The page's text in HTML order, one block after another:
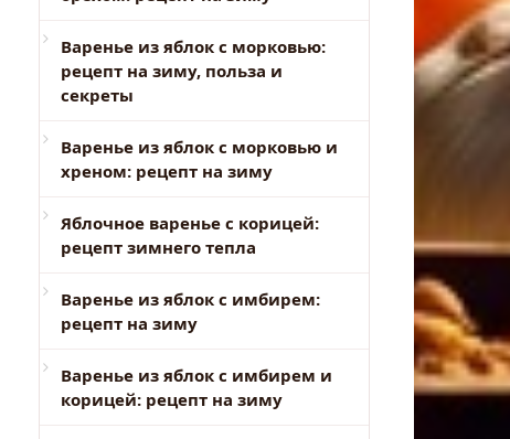
Варенье из яблок с морковью:
рецепт на зиму, польза и
секреты
Варенье из яблок с морковью и
хреном: рецепт на зиму
Яблочное варенье с корицей:
рецепт зимнего тепла
Варенье из яблок с имбирем:
рецепт на зиму
Варенье из яблок с имбирем и
корицей: рецепт на зиму